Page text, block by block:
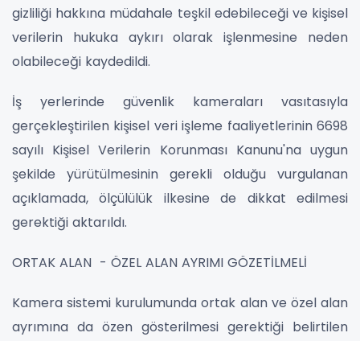
gizliliği hakkına müdahale teşkil edebileceği ve kişisel
verilerin hukuka aykırı olarak işlenmesine neden
olabileceği kaydedildi.
İş yerlerinde güvenlik kameraları vasıtasıyla
gerçekleştirilen kişisel veri işleme faaliyetlerinin 6698
sayılı Kişisel Verilerin Korunması Kanunu'na uygun
şekilde yürütülmesinin gerekli olduğu vurgulanan
açıklamada, ölçülülük ilkesine de dikkat edilmesi
gerektiği aktarıldı.
ORTAK ALAN - ÖZEL ALAN AYRIMI GÖZETİLMELİ
Kamera sistemi kurulumunda ortak alan ve özel alan
ayrımına da özen gösterilmesi gerektiği belirtilen